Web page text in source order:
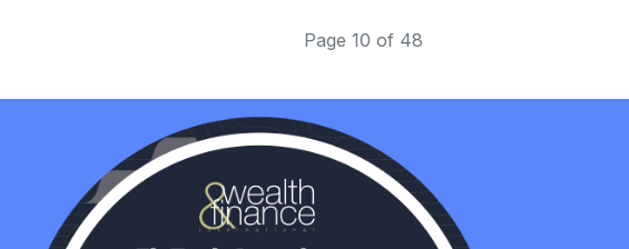
Page 10 of 48